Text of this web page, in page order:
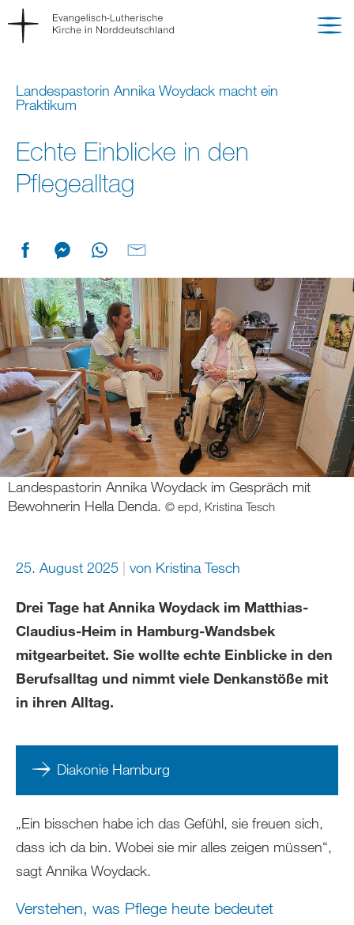
Landespastorin Annika Woydack macht ein
Praktikum
Echte Einblicke in den
Pflegealltag
Landespastorin Annika Woydack im Gespräch mit
Bewohnerin Hella Denda. © epd, Kristina Tesch
25. August 2025 von Kristina Tesch
Drei Tage hat Annika Woydack im Matthias-
Claudius-Heim in Hamburg-Wandsbek
mitgearbeitet. Sie wollte echte Einblicke in den
Berufsalltag und nimmt viele Denkanstöße mit
in ihren Alltag.
Diakonie Hamburg
„Ein bisschen habe ich das Gefühl, sie freuen sich,
dass ich da bin. Wobei sie mir alles zeigen müssen“,
sagt Annika Woydack.
Verstehen, was Pflege heute bedeutet